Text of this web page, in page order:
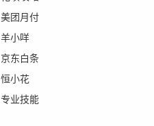
美团月付
羊小咩
京东白条
恒小花
专业技能